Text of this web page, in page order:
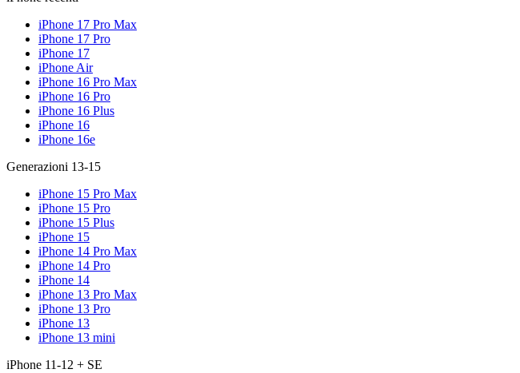
iPhone 17 Pro Max
iPhone 17 Pro
iPhone 17
iPhone Air
iPhone 16 Pro Max
iPhone 16 Pro
iPhone 16 Plus
iPhone 16
iPhone 16e
Generazioni 13-15
iPhone 15 Pro Max
iPhone 15 Pro
iPhone 15 Plus
iPhone 15
iPhone 14 Pro Max
iPhone 14 Pro
iPhone 14
iPhone 13 Pro Max
iPhone 13 Pro
iPhone 13
iPhone 13 mini
iPhone 11-12 + SE